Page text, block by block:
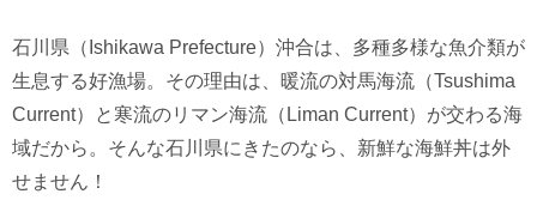
石川県（Ishikawa Prefecture）沖合は、多種多様な魚介類が
生息する好漁場。その理由は、暖流の対馬海流（Tsushima
Current）と寒流のリマン海流（Liman Current）が交わる海
域だから。そんな石川県にきたのなら、新鮮な海鮮丼は外
せません！